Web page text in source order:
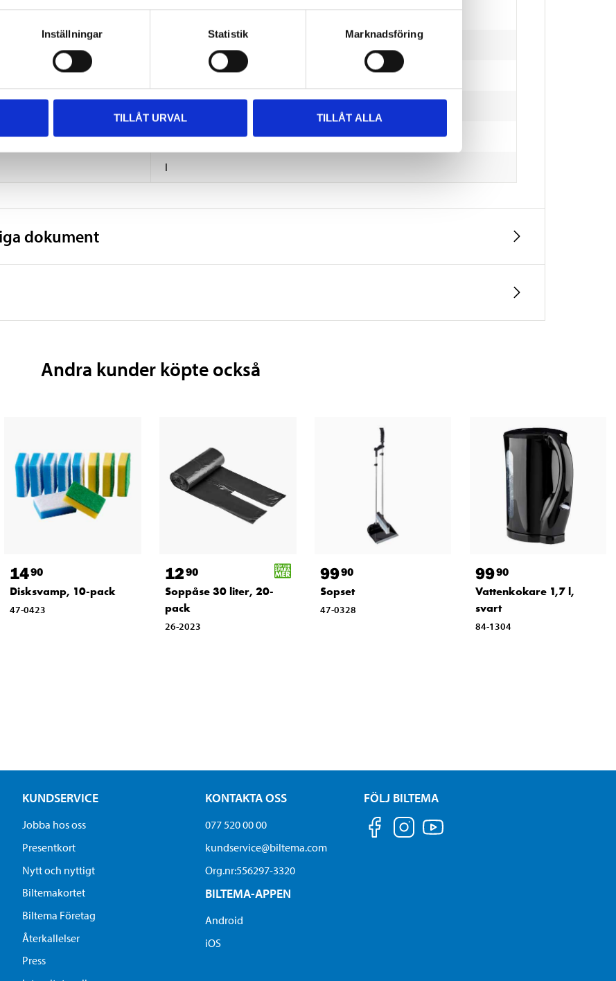
Inställningar Statistik Marknadsföring
TILLÅT URVAL TILLÅT ALLA
24 cm
I
dokument
Andra kunder köpte också
1490
Disksvamp, 10-pack
47-0423
1290
Soppåse 30 liter, 20-
pack
26-2023
9990
Sopset
47-0328
9990
Vattenkokare 1,7 l,
svart
84-1304
KUNDSERVICE
Jobba hos oss
Presentkort
Nytt och nyttigt
Biltemakortet
Biltema Företag
Återkallelser
Press
KONTAKTA OSS
077 520 00 00
kundservice@biltema.com
Org.nr:556297-3320
BILTEMA-APPEN
Android
iOS
FÖLJ BILTEMA